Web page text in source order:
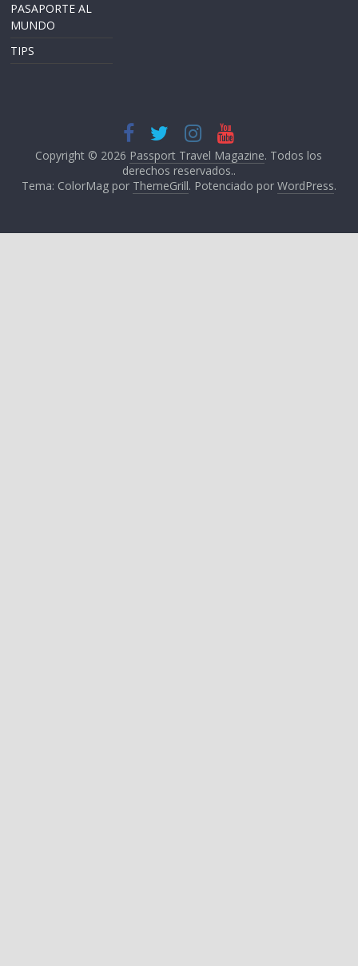
PASAPORTE AL
MUNDO
TIPS
Copyright © 2026 Passport Travel Magazine. Todos los
derechos reservados..
Tema: ColorMag por ThemeGrill. Potenciado por WordPress.